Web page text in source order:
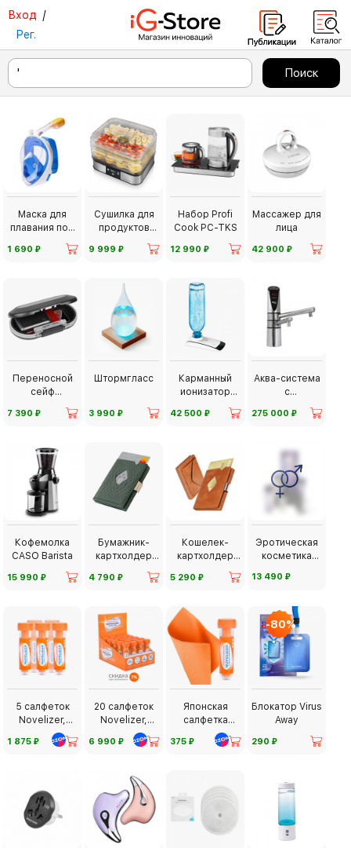
Вход /
Рег.
Маска для
плавания под
1 690 ⃏
Сушилка для
продуктов
Profi Cook PC-
DR1116
9 999 ⃏
Набор Profi
Cook PC-TKS
12 990 ⃏
Массажер для
лица
42 900 ⃏
Переносной
сейф
SafeSpace
7 390 ⃏
Штормгласс
3 990 ⃏
Карманный
ионизатор
42 500 ⃏
Аква-система
с
ионизатором
BionTech
275 000 ⃏
Кофемолка
CASO Barista
15 990 ⃏
Бумажник-
картхолдер
Exentri Wallet
4 790 ⃏
Кошелек-
картхолдер
Multiwallet
5 290 ⃏
Эротическая
косметика
13 490 ⃏
5 салфеток
Novelizer,
оранжевый
цвет
1 875 ⃏
20 салфеток
Novelizer,
оранжевый
цвет
6 990 ⃏
Японская
салфетка
Novelizer,
оранжевая
375 ⃏
-80%
Блокатор Virus
Away
290 ⃏